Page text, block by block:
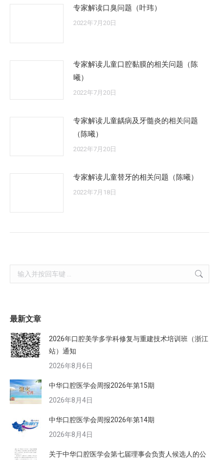
专家解读口臭问题（叶玮）
2022年7月20日
专家解读儿童口腔黏膜的相关问题（陈
曦）
2022年7月20日
专家解读儿童龋病及牙髓炎的相关问题
（陈曦）
2022年7月20日
专家解读儿童替牙的相关问题（陈曦）
2022年7月18日
Search:
最新文章
2026年口腔美学多学科修复与重建技术培训班（浙江
站）通知
2026年8月6日
中华口腔医学会周报2026年第15期
2026年8月4日
中华口腔医学会周报2026年第14期
2026年8月4日
关于中华口腔医学会第七届理事会负责人候选人的公